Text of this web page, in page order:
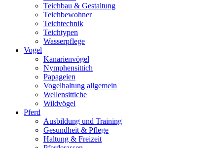
Teichbau & Gestaltung
Teichbewohner
Teichtechnik
Teichtypen
Wasserpflege
Vogel
Kanarienvögel
Nymphensittich
Papageien
Vogelhaltung allgemein
Wellensittiche
Wildvögel
Pferd
Ausbildung und Training
Gesundheit & Pflege
Haltung & Freizeit